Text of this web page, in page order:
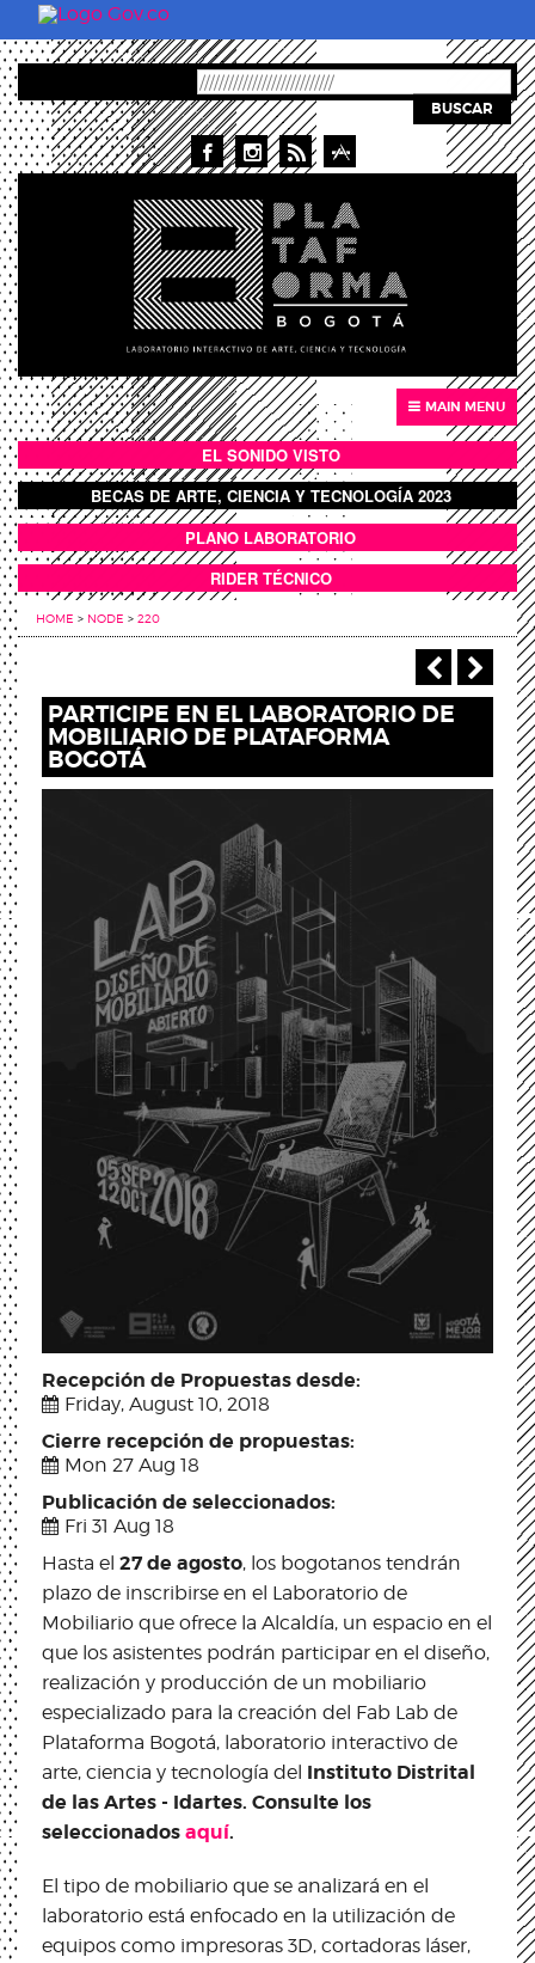
Skip to main content
BUSCAR
MAIN MENU
BOTÓN SONIDO VISTO
EL SONIDO VISTO
BOTON DOMO LLENO
BECAS DE ARTE, CIENCIA Y TECNOLOGÍA 2023
ANEXOS
PLANO LABORATORIO
RIDER TÉCNICO
HOME > NODE > 220
‹
PARTICIPE EN EL LABORATORIO DE
MOBILIARIO DE PLATAFORMA
BOGOTÁ
Recepción de Propuestas desde:
Friday, August 10, 2018
Cierre recepción de propuestas:
Mon 27 Aug 18
Publicación de seleccionados:
Fri 31 Aug 18
Hasta el 27 de agosto, los bogotanos tendrán
plazo de inscribirse en el Laboratorio de
Mobiliario que ofrece la Alcaldía, un espacio en el
que los asistentes podrán participar en el diseño,
realización y producción de un mobiliario
especializado para la creación del Fab Lab de
Plataforma Bogotá, laboratorio interactivo de
arte, ciencia y tecnología del Instituto Distrital
de las Artes - Idartes. Consulte los
seleccionadosaquí.
El tipo de mobiliario que se analizará en el
laboratorio está enfocado en la utilización de
equipos como impresoras 3D, cortadoras láser,